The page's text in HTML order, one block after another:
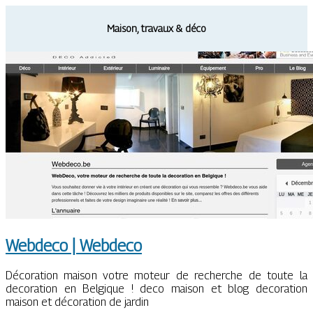
Maison, travaux & déco
Webdeco | Webdeco
Décoration maison votre moteur de recherche de toute la
decoration en Belgique ! deco maison et blog decoration
maison et décoration de jardin